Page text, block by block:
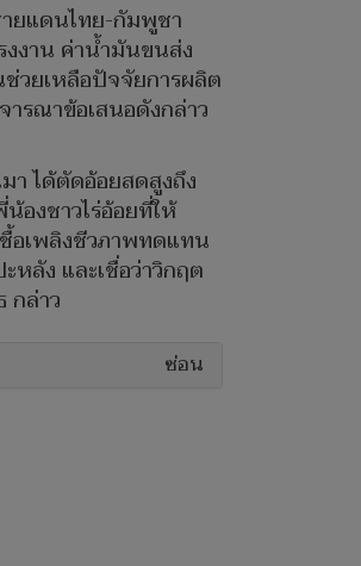
ายแดนไทย-กัมพูชา
งาน ค่าน้ำมันขนส่ง
วยเหลือปัจจัยการผลิต
รณาข้อเสนอดังกล่าว
า ได้ตัดอ้อยสดสูงถึง
องชาวไร่อ้อยที่ให้
อเพลิงชีวภาพทดแทน
หลัง และเชื่อว่าวิกฤต
กล่าว
ซ่อน